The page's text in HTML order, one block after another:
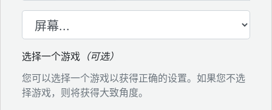
屏幕数
选择一个游戏 （可选）
您可以选择一个游戏以获得正确的设置。如果您不选
择游戏，则将获得大致角度。